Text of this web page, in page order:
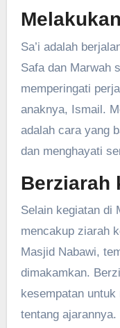
Sa’i adalah
Safa dan Marwah
memperingati
anaknya, Ismail.
adalah cara yang
dan menghayati
Berziarah
Selain kegiatan di
mencakup ziarah
Masjid Nabawi,
dimakamkan.
kesempatan
tentang ajarannya.